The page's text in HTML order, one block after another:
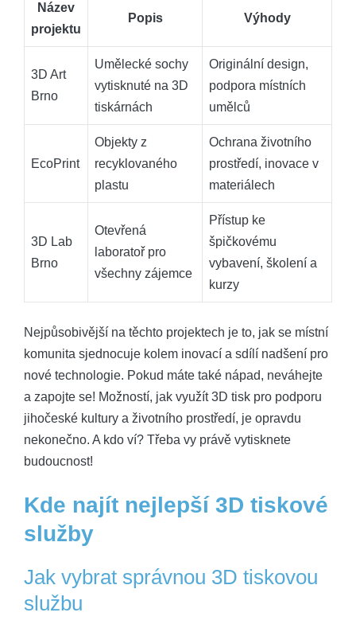
Název
projektu
Popis Výhody
3D Art
Brno
Umělecké sochy
vytisknuté na 3D
tiskárnách
Originální design,
podpora místních
umělců
EcoPrint
Objekty z
recyklovaného
plastu
Ochrana životního
prostředí, inovace v
materiálech
3D Lab
Brno
Otevřená
laboratoř pro
všechny zájemce
Přístup ke
špičkovému
vybavení, školení a
kurzy
Nejpůsobivější na těchto projektech je to, jak se místní
komunita sjednocuje kolem inovací a sdílí nadšení pro
nové technologie. Pokud máte také nápad, neváhejte
a zapojte se! Možností, jak využít 3D tisk pro podporu
jihočeské kultury a životního prostředí, je opravdu
nekonečno. A kdo ví? Třeba vy právě vytisknete
budoucnost!
Kde najít nejlepší 3D tiskové
služby
Jak vybrat správnou 3D tiskovou
službu